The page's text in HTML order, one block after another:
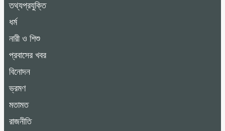
তথ্যপ্রযুক্তি
ধর্ম
নারী ও শিশু
প্রবাসের খবর
বিনোদন
ভ্রমণ
মতামত
রাজনীতি